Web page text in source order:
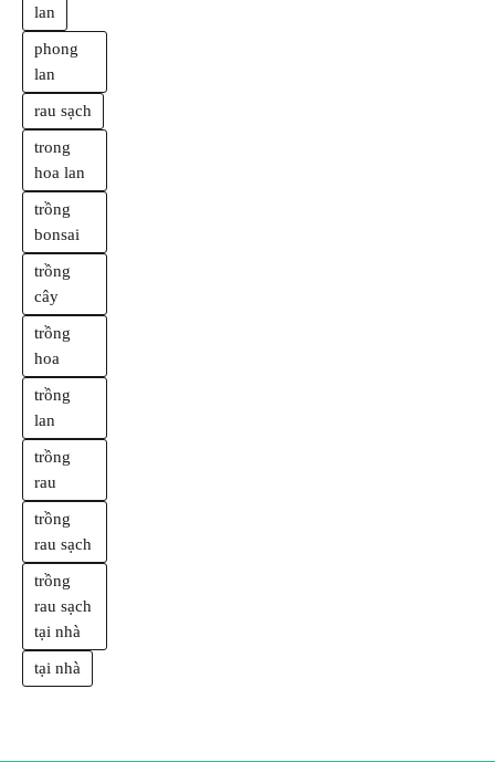
lan
phong
lan
rau sạch
trong
hoa lan
trồng
bonsai
trồng
cây
trồng
hoa
trồng
lan
trồng
rau
trồng
rau sạch
trồng
rau sạch
tại nhà
tại nhà